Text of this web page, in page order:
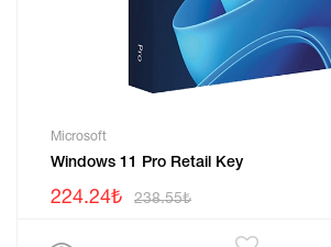
Microsoft
Windows 11 Pro Retail Key
224.24₺ 238.55₺